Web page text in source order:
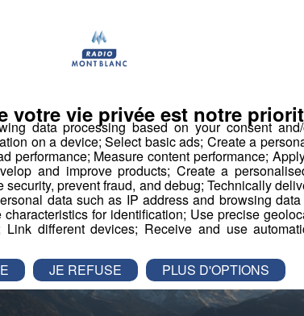
data processing based on your consent
on a device; Select basic ads; Create a
performance; Measure content performance;
and improve products; Create a
prevent fraud, and debug; Technically
data such as IP address and browsing
for identification; Use precise
different devices; Receive and use
votre vie privée est notre
JE REFUSE PLUS D'OPTIONS